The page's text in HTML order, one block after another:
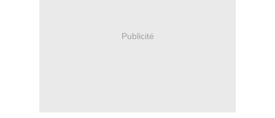
Publicité